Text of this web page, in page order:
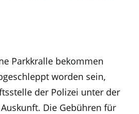
Parkkralle bekommen
worden sein,
der Polizei unter der
Die Gebühren für